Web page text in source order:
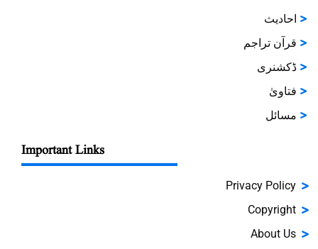
احادیث
قرآن تراجم
ڈکشنری
فتاویٰ
مسائل
Important Links
Privacy Policy
Copyright
About Us